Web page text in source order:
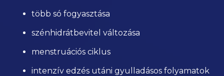
több só fogyasztása
szénhidrátbevitel változása
menstruációs ciklus
intenzív edzés utáni gyulladásos folyamatok